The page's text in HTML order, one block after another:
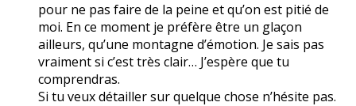
pour ne pas faire de la peine et qu’on est pitié de
moi. En ce moment je préfère être un glaçon
ailleurs, qu’une montagne d’émotion. Je sais pas
vraiment si c’est très clair… J’espère que tu
comprendras.
Si tu veux détailler sur quelque chose n’hésite pas.